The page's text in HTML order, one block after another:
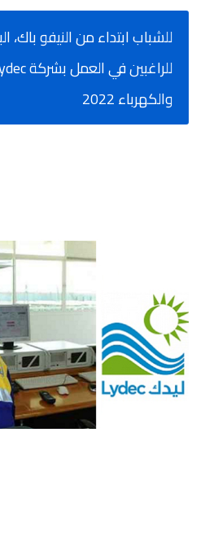
للشباب ابتداء من النيفو باك،
والكهرباء 2022